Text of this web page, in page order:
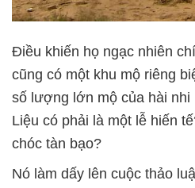
Điều khiến họ ngạc nhiên
cũng có một khu mộ riêng
số lượng lớn mộ của hài
Liệu có phải là một lễ hiến
chóc tàn bạo?
Nó làm dấy lên cuộc thảo